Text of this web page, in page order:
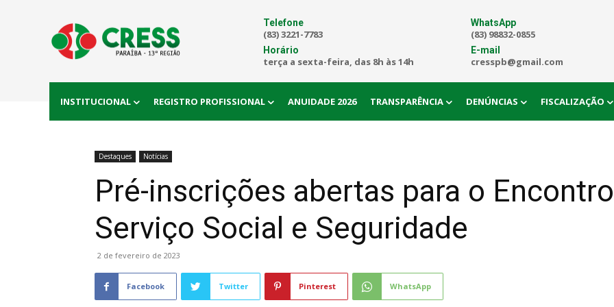
Telefone
(83) 3221-7783
Horário
terça a sexta-feira, das 8h às 14h
WhatsApp
(83) 98832-0855
E-mail
cresspb@gmail.com
INSTITUCIONAL REGISTRO PROFISSIONAL ANUIDADE 2026 TRANSPARÊNCIA DENÚNCIAS FISCALIZAÇÃO
Destaques Notícias
Pré-inscrições abertas para o
Serviço Social e Seguridade
2 de fevereiro de 2023
Facebook Twitter Pinterest WhatsApp